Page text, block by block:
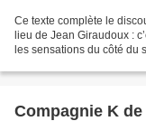
Ce texte complète le
lieu de Jean Giraudoux :
les sensations du côté du
Compagnie K